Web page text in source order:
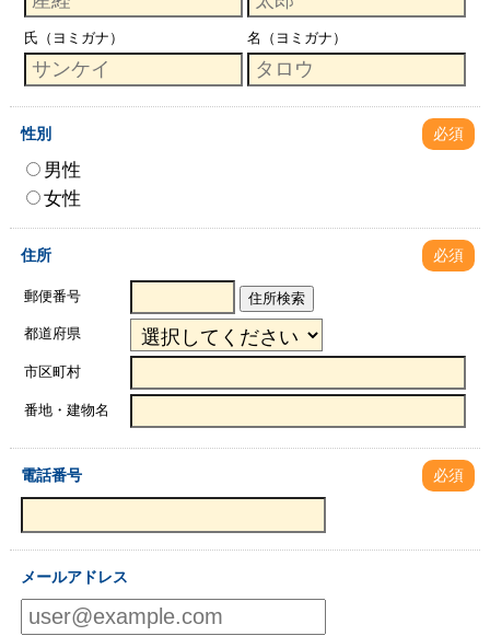
氏（ヨミガナ） 名（ヨミガナ）
性別 必須
男性
女性
住所 必須
郵便番号 住所検索
都道府県
市区町村
番地・建物名
電話番号 必須
メールアドレス